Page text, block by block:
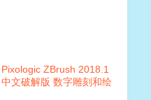
Pixologic ZBrush 2018.1
中文破解版 数字雕刻和绘